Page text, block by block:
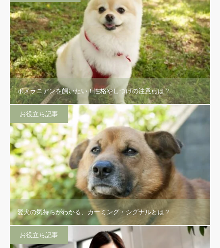
ポメラニアンを飼いたい！性格やしつけの注意点は？
お役立ち記事
愛犬の気持ちがわかる、カーミング・シグナルとは？
お役立ち記事